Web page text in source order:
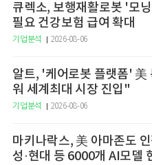
큐렉소, 보행재활로봇 '모
필요 건강보험 급여 확대
기업분석 2026-08-06
알트, '케어로봇 플랫폼'
워 세계최대 시장 진입"
기업분석 2026-08-06
마키나락스, 美 아마존도
성·현대 등 6000개 AI모델